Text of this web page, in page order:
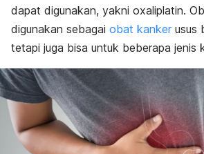
Peringatan dan perhatian
Efek pada ibu hamil dan menyusui
Interaksi obat
dapat digunakan, yakni oxaliplatin.
digunakan sebagai obat kanker usus
tetapi juga bisa untuk beberapa jenis